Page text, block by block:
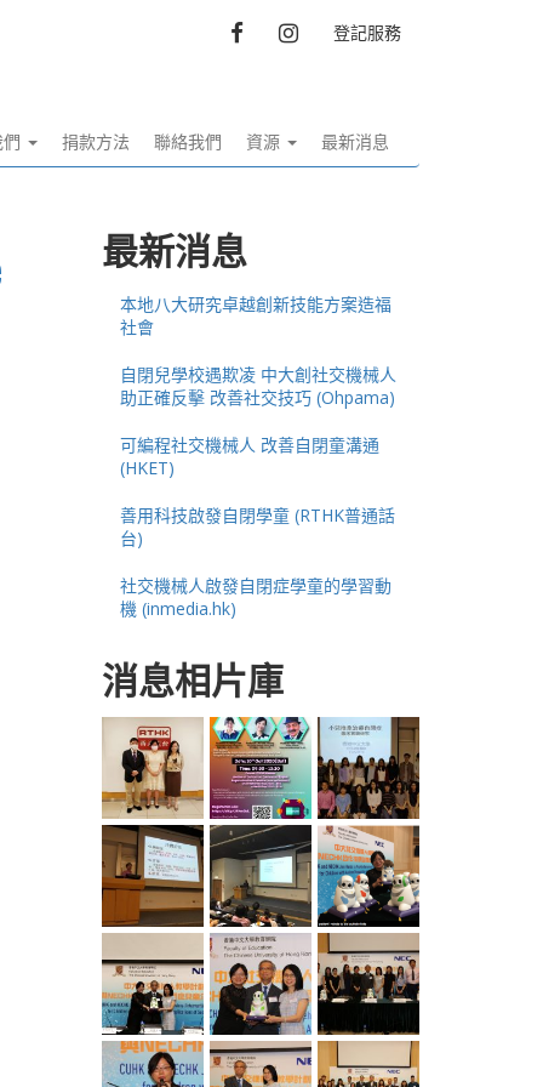
FACEBOOKINSTAGRAM
登記服務
捐款方法 聯絡我們 資源 最新消息
最新消息
本地八大研究卓越創新技能方案造福
社會
自閉兒學校遇欺凌 中大創社交機械人
助正確反擊 改善社交技巧 (Ohpama)
可編程社交機械人 改善自閉童溝通
(HKET)
善用科技啟發自閉學童 (RTHK普通話
台)
社交機械人啟發自閉症學童的學習動
機 (inmedia.hk)
消息相片庫